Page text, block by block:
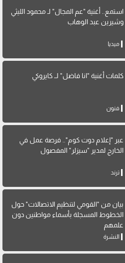
استمع.. أغنية "عم المجال" لـ محمود الليثي
وشيرين عبد الوهاب
ميديا
كلمات أغنية "انا فاضل" لــ كايروكي
فنون
عبر "إعلام دوت كوم".. فرصة عمل في
الخارج لمدير "سيزلر" المفصول
ترند
بيان من "القومي لتنظيم الاتصالات" حول
الخطوط المسجلة بأسماء مواطنين دون
علمهم
النشرة